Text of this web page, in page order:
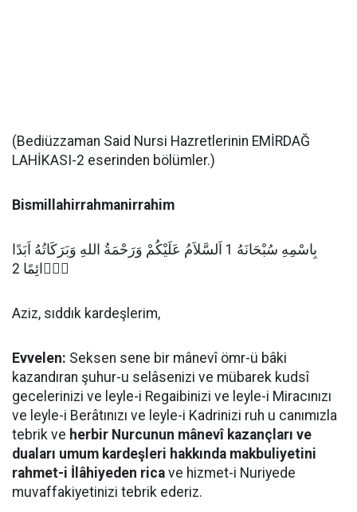
(Bediüzzaman Said Nursi Hazretlerinin EMİRDAĞ
LAHİKASI-2 eserinden bölümler.)
Bismillahirrahmanirrahim
بِاسْمِهِ سُبْحَانَهُ 1 اَلسَّلاَمُ عَلَيْكُمْ وَرَحْمَةُ اللهِ وَبَرَكَاتُهُ اَبَدًا
دَۤائِمًا 2
Aziz, sıddık kardeşlerim,
Evvelen: Seksen sene bir mânevî ömr-ü bâki
kazandıran şuhur-u selâsenizi ve mübarek kudsî
gecelerinizi ve leyle-i Regaibinizi ve leyle-i Miracınızı
ve leyle-i Berâtınızı ve leyle-i Kadrinizi ruh u canımızla
tebrik ve herbir Nurcunun mânevî kazançları ve
duaları umum kardeşleri hakkında makbuliyetini
rahmet-i İlâhiyeden rica ve hizmet-i Nuriyede
muvaffakiyetinizi tebrik ederiz.